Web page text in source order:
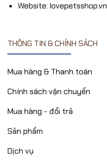
Website: lovepetsshop.vn
THÔNG TIN & CHÍNH SÁCH
Mua hàng & Thanh toán
Chính sách vận chuyển
Mua hàng - đổi trả
Sản phẩm
Dịch vụ